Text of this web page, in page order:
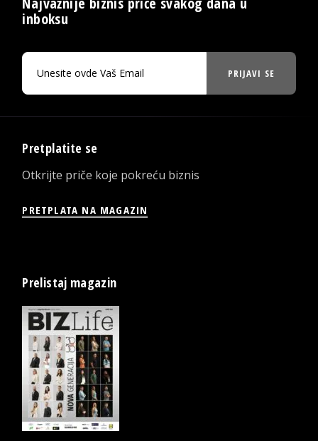
inboksu
PRIJAVI SE
Pretplatite se
Otkrijte priče koje pokreću biznis
PRETPLATA NA MAGAZIN
Prelistaj magazin